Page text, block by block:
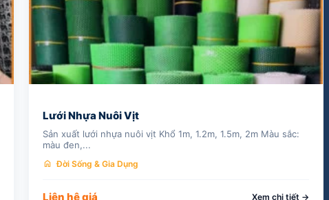
Lưới Nhựa Nuôi Vịt
Sản xuất lưới nhựa nuôi vịt Khổ 1m, 1.2m, 1.5m, 2m Màu sắc:
màu đen,...
home Đời Sống & Gia Dụng
Liên hệ giá Xem chi tiết →